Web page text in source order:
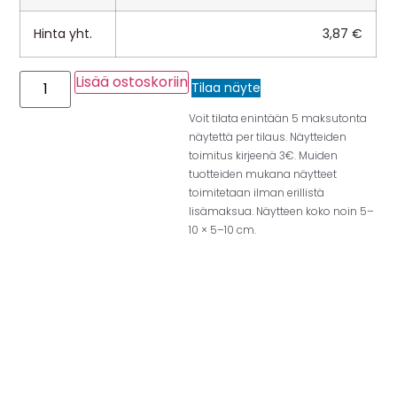
Hinta yht. 3,87€
Lisää ostoskoriin Tilaa näyte
Voit tilata enintään 5 maksutonta
näytettä per tilaus. Näytteiden
toimitus kirjeenä 3€. Muiden
tuotteiden mukana näytteet
toimitetaan ilman erillistä
lisämaksua. Näytteen koko noin 5–
10 × 5–10 cm.